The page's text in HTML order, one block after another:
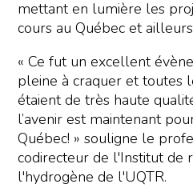
mettant en lumière les
cours au Québec et
« Ce fut un excellent
pleine à craquer et toutes
étaient de très haute
l’avenir est maintenant
Québec! » souligne le
codirecteur de l'Institut de
l'hydrogène de l'UQTR.